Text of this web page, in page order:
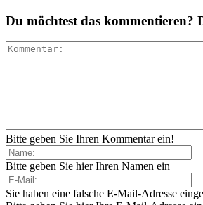
Du möchtest das kommentieren?
Bitte geben Sie Ihren Kommentar ein!
Bitte geben Sie hier Ihren Namen ein
Sie haben eine falsche E-Mail-Adresse